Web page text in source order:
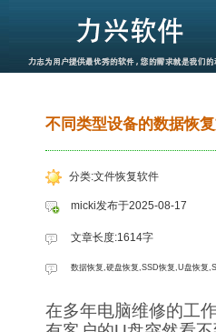
不同类型设备的数据恢
分类:文件恢复软件
micki发布于2025-08-17
文章长度:1614字
数据恢复,硬盘恢复,SSD恢复,U盘恢复
在多年电脑维修的工